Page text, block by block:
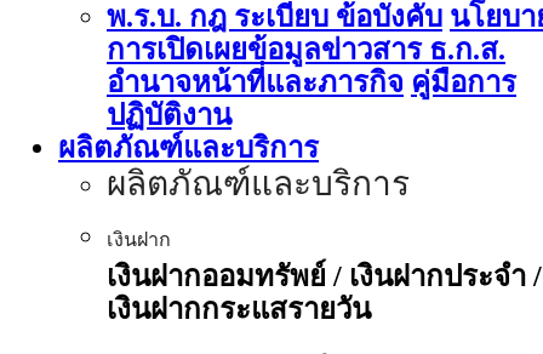
พ.ร.บ. กฎ ระเบียบ ข้อบังคับ นโยบา
การเปิดเผยข้อมูลข่าวสาร ธ.ก.ส.
อำนาจหน้าที่และภารกิจ คู่มือการ
ปฏิบัติงาน
ผลิตภัณฑ์และบริการ
ผลิตภัณฑ์และบริการ
เงินฝาก
เงินฝากออมทรัพย์ / เงินฝากประจำ /
เงินฝากกระแสรายวัน